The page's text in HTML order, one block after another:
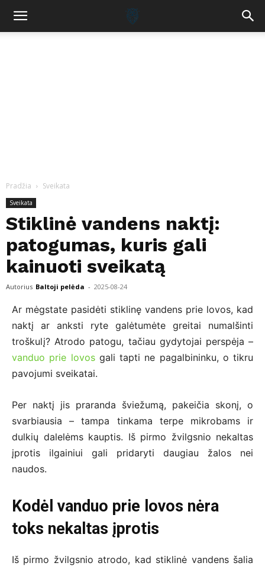
Pradžia Sveikata
Sveikata
Stiklinė vandens naktį:
patogumas, kuris gali
kainuoti sveikatą
Autorius Baltoji pelėda - 2025-08-24
Ar mėgstate pasidėti stiklinę vandens prie lovos, kad
naktį ar anksti ryte galėtumėte greitai numalšinti
troškulį? Atrodo patogu, tačiau gydytojai perspėja –
vanduo prie lovosgali tapti ne pagalbininku, o tikru
pavojumi sveikatai.
Per naktį jis praranda šviežumą, pakeičia skonį, o
svarbiausia – tampa tinkama terpe mikrobams ir
dulkių dalelėms kauptis. Iš pirmo žvilgsnio nekaltas
įprotis ilgainiui gali pridaryti daugiau žalos nei
naudos.
Kodėl vanduo prie lovos nėra
toks nekaltas įprotis
Iš pirmo žvilgsnio atrodo, kad stiklinė vandens šalia